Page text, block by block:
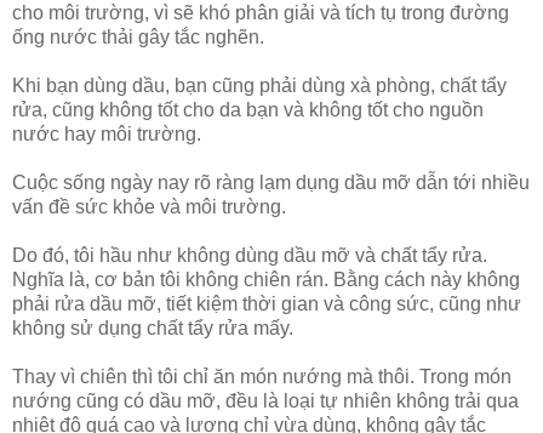
cho môi trường, vì sẽ khó phân giải và tích tụ trong đường
ống nước thải gây tắc nghẽn.
Khi bạn dùng dầu, bạn cũng phải dùng xà phòng, chất tẩy
rửa, cũng không tốt cho da bạn và không tốt cho nguồn
nước hay môi trường.
Cuộc sống ngày nay rõ ràng lạm dụng dầu mỡ dẫn tới nhiều
vấn đề sức khỏe và môi trường.
Do đó, tôi hầu như không dùng dầu mỡ và chất tẩy rửa.
Nghĩa là, cơ bản tôi không chiên rán. Bằng cách này không
phải rửa dầu mỡ, tiết kiệm thời gian và công sức, cũng như
không sử dụng chất tẩy rửa mấy.
Thay vì chiên thì tôi chỉ ăn món nướng mà thôi. Trong món
nướng cũng có dầu mỡ, đều là loại tự nhiên không trải qua
nhiệt độ quá cao và lượng chỉ vừa dùng, không gây tắc